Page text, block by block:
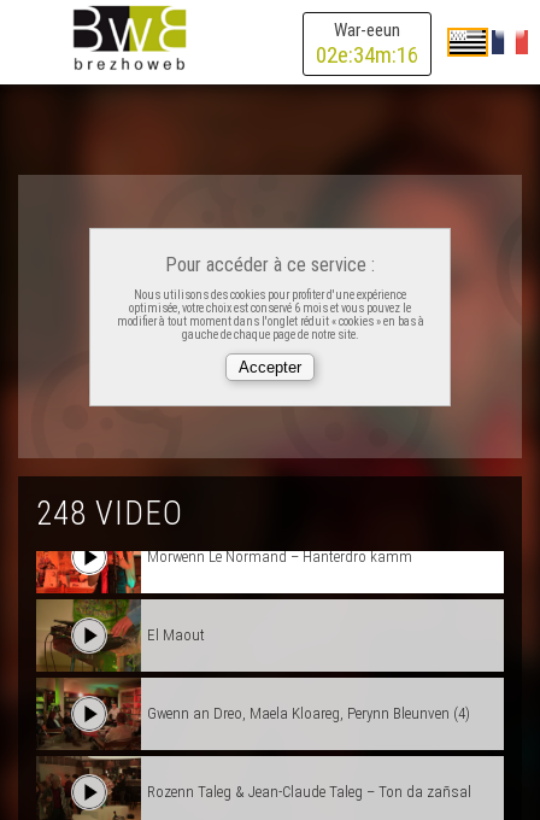
War-eeun
02e:34m:16
Pour accéder à ce service :
Nous utilisons des cookies pour profiter d'une expérience
optimisée, votre choix est conservé 6 mois et vous pouvez le
modifier à tout moment dans l'onglet réduit « cookies » en bas à
gauche de chaque page de notre site.
248 VIDEO
Astrakan Project – 7 Hills
Sophie Le Hunsec (2)
Sophie Le Hunsec (3)
Sophie Le Hunsec (1)
Morwenn Le Normand – Hanterdro kamm
El Maout
Gwenn an Dreo, Maela Kloareg, Perynn Bleunven (4)
Rozenn Taleg & Jean-Claude Taleg – Ton da zañsal